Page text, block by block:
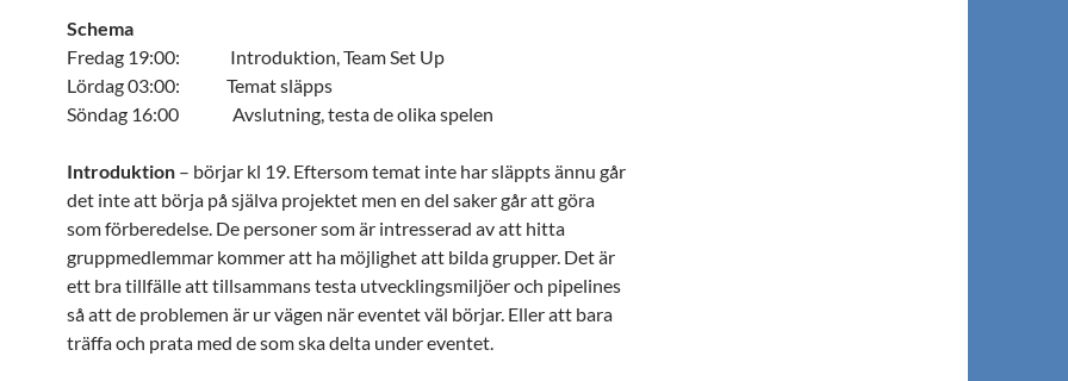
Schema
Fredag 19:00: Introduktion, Team Set Up
Lördag 03:00: Temat släpps
Söndag 16:00 Avslutning, testa de olika spelen
Introduktion – börjar kl 19. Eftersom temat inte har släppts ännu går
det inte att börja på själva projektet men en del saker går att göra
som förberedelse. De personer som är intresserad av att hitta
gruppmedlemmar kommer att ha möjlighet att bilda grupper. Det är
ett bra tillfälle att tillsammans testa utvecklingsmiljöer och pipelines
så att de problemen är ur vägen när eventet väl börjar. Eller att bara
träffa och prata med de som ska delta under eventet.